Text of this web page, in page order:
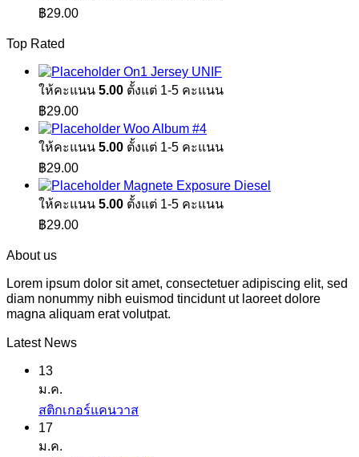
฿29.00
Top Rated
On1 Jersey UNIF
ให้คะแนน 5.00 ตั้งแต่ 1-5 คะแนน
฿29.00
Woo Album #4
ให้คะแนน 5.00 ตั้งแต่ 1-5 คะแนน
฿29.00
Magnete Exposure Diesel
ให้คะแนน 5.00 ตั้งแต่ 1-5 คะแนน
฿29.00
About us
Lorem ipsum dolor sit amet, consectetuer adipiscing elit, sed
diam nonummy nibh euismod tincidunt ut laoreet dolore
magna aliquam erat volutpat.
Latest News
13
ม.ค.
สติกเกอร์แคนวาสไม่มี
17
ม.ค.